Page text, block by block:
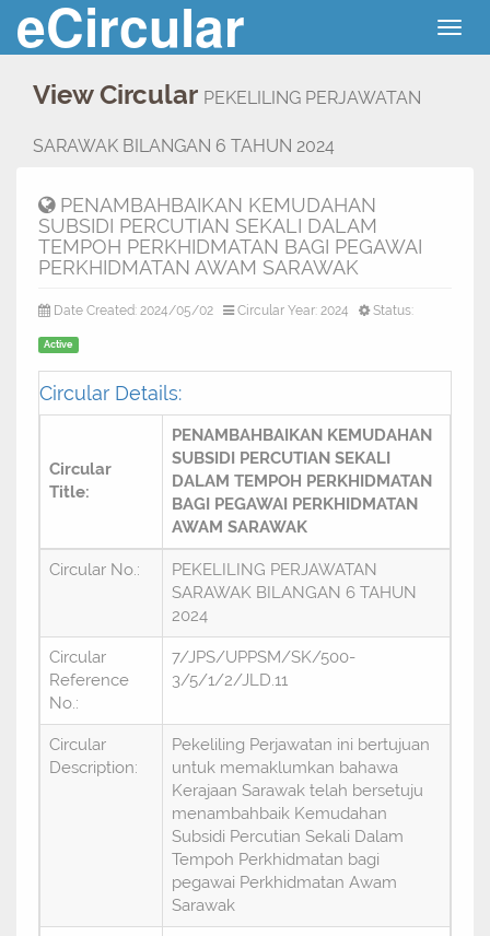
eCircular
View Circular PEKELILING PERJAWATAN
SARAWAK BILANGAN 6 TAHUN 2024
PENAMBAHBAIKAN KEMUDAHAN
SUBSIDI PERCUTIAN SEKALI DALAM
TEMPOH PERKHIDMATAN BAGI PEGAWAI
PERKHIDMATAN AWAM SARAWAK
Date Created: 2024/05/02 Circular Year: 2024 Status:
Active
Circular Details:
Circular
Title:
PENAMBAHBAIKAN KEMUDAHAN
SUBSIDI PERCUTIAN SEKALI
DALAM TEMPOH PERKHIDMATAN
BAGI PEGAWAI PERKHIDMATAN
AWAM SARAWAK
Circular No.:
PEKELILING PERJAWATAN
SARAWAK BILANGAN 6 TAHUN
2024
Circular
Reference
No.:
7/JPS/UPPSM/SK/500-
3/5/1/2/JLD.11
Circular
Description:
Pekeliling Perjawatan ini bertujuan
untuk memaklumkan bahawa
Kerajaan Sarawak telah bersetuju
menambahbaik Kemudahan
Subsidi Percutian Sekali Dalam
Tempoh Perkhidmatan bagi
pegawai Perkhidmatan Awam
Sarawak